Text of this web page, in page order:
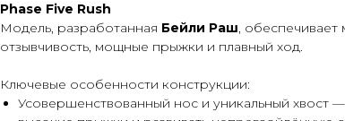
Phase Five Rush
Модель, разработанная Бейли Раш, обеспечивает
отзывчивость, мощные прыжки и плавный ход.
Ключевые особенности конструкции:
Усовершенствованный нос и уникальный хвост